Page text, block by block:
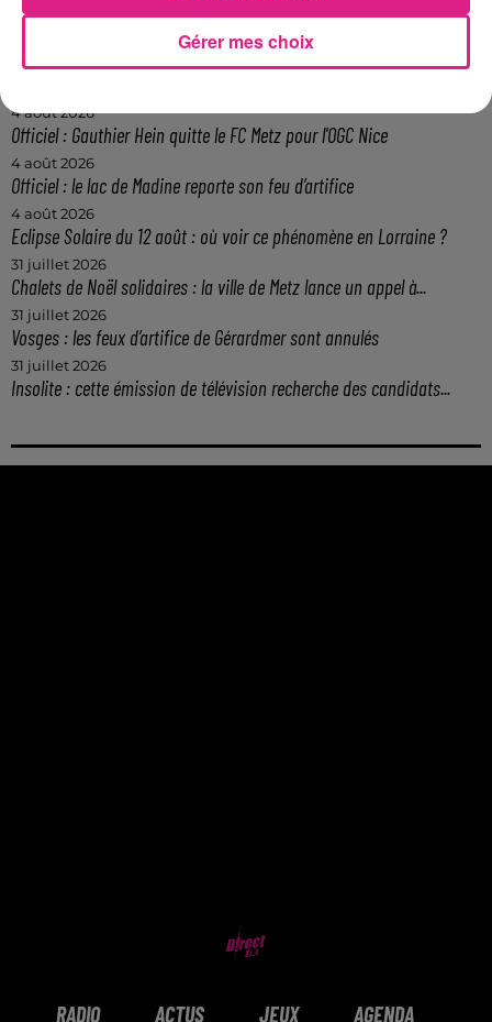
6 août 2026
Metz : une distribution de lunette gratuite pour voir l’éclipse
5 août 2026
4 août 2026
Officiel : Gauthier Hein quitte le FC Metz pour l'OGC Nice
4 août 2026
Officiel : le lac de Madine reporte son feu d’artifice
4 août 2026
Eclipse Solaire du 12 août : où voir ce phénomène en Lorraine ?
31 juillet 2026
Chalets de Noël solidaires : la ville de Metz lance un appel à...
31 juillet 2026
Vosges : les feux d’artifice de Gérardmer sont annulés
31 juillet 2026
Insolite : cette émission de télévision recherche des candidats...
RADIO ACTUS JEUX AGENDA
Gérer mes choix